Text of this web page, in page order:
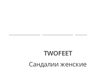
TWOFEET
Сандалии женские